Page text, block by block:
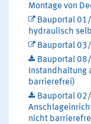
Montage von
Bauportal
hydraulisch
Bauportal
Bauportal
Instandhaltung
barrierefrei)
Bauportal
nicht